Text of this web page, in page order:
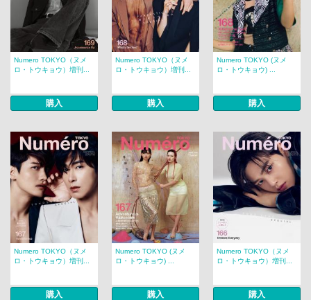
Numero TOKYO（ヌメ
ロ・トウキョウ）増刊...
購入
Numero TOKYO（ヌメ
ロ・トウキョウ）増刊...
購入
Numero TOKYO (ヌメ
ロ・トウキョウ) ...
購入
Numero TOKYO（ヌメ
ロ・トウキョウ）増刊...
購入
Numero TOKYO (ヌメ
ロ・トウキョウ) ...
購入
Numero TOKYO（ヌメ
ロ・トウキョウ）増刊...
購入